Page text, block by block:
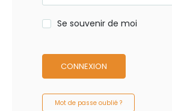
Se souvenir de moi
CONNEXION
Mot de passe oublié ?